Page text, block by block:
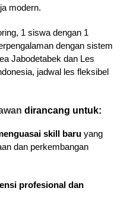
modern.
1 siswa dengan 1
dengan sistem
Jabodetabek dan Les
jadwal les fleksibel
dirancang untuk:
skill baruyang
dan perkembangan
profesional dan